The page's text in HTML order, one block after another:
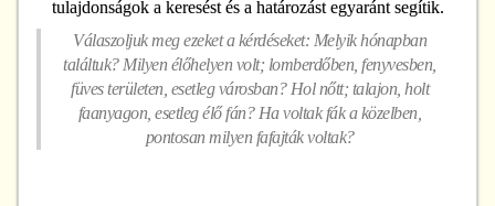
tulajdonságok a keresést és a határozást egyaránt segítik.
Válaszoljuk meg ezeket a kérdéseket: Melyik hónapban
találtuk? Milyen élőhelyen volt; lomberdőben, fenyvesben,
füves területen, esetleg városban? Hol nőtt; talajon, holt
faanyagon, esetleg élő fán? Ha voltak fák a közelben,
pontosan milyen fafajták voltak?